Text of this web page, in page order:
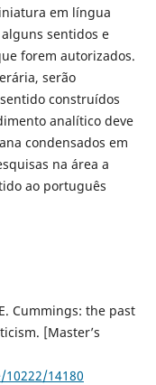
em língua
sentidos e
forem autorizados.
serão
construídos
analítico deve
condensados em
na área a
ao português
Cummings: the past
[Master’s
14180